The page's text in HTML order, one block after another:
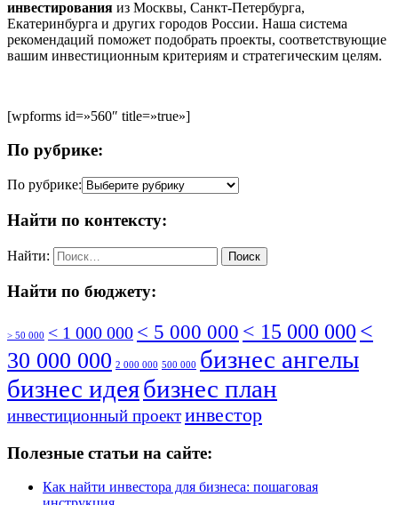
инвестирования из Москвы, Санкт-Петербурга,
Екатеринбурга и других городов России. Наша система
рекомендаций поможет подобрать проекты, соответствующие
вашим инвестиционным критериям и стратегическим целям.
[wpforms id=»560″ title=»true»]
По рубрике:
По рубрике:
Найти по контексту:
Найти:
Найти по бюджету:
> 50 000 < 1 000 000 < 5 000 000 < 15 000 000 <
30 000 000 2 000 000 500 000 бизнес ангелы
бизнес идеябизнес план
инвестиционный проект инвестор
Полезные статьи на сайте:
Как найти инвестора для бизнеса: пошаговая